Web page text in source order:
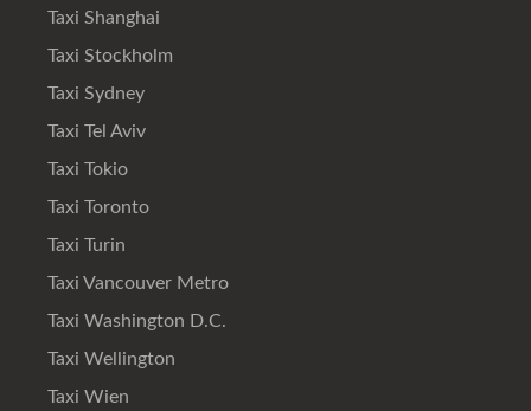
Taxi Shanghai
Taxi Stockholm
Taxi Sydney
Taxi Tel Aviv
Taxi Tokio
Taxi Toronto
Taxi Turin
Taxi Vancouver Metro
Taxi Washington D.C.
Taxi Wellington
Taxi Wien